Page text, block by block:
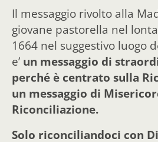
Il messaggio rivolto alla
giovane pastorella nel
1664 nel suggestivo luogo
e’ un messaggio di
perché è centrato sulla
un messaggio di
Riconciliazione.
Solo riconciliandoci con